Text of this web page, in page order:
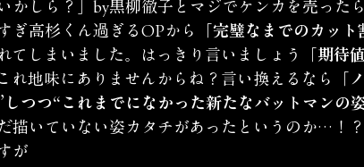
かしら？」by黒柳徹子とマジでケンカを売った
ぎ高杉くん過ぎるOPから
「完璧なまでのカット
てしまいました。はっきり言いましょう
「期待
れ地味にありませんからね？言い換えるなら
「
しつつ“これまでになかった新たなバットマンの
描いていない姿カタチがあったというのか…！
が